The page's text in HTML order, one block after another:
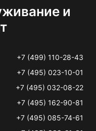
и
+7 (499) 110-28-43
+7 (495) 023-10-01
+7 (495) 032-08-22
+7 (495) 162-90-81
+7 (495) 085-74-61